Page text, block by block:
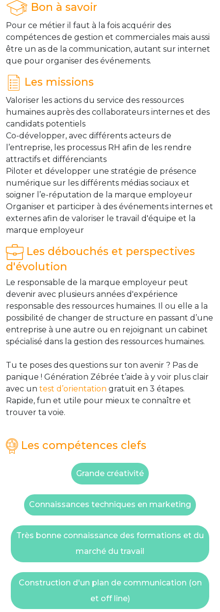
Bon à savoir
Pour ce métier il faut à la fois acquérir des
compétences de gestion et commerciales mais aussi
être un as de la communication, autant sur internet
que pour organiser des événements.
Les missions
Valoriser les actions du service des ressources
humaines auprès des collaborateurs internes et des
candidats potentiels
Co-développer, avec différents acteurs de
l’entreprise, les processus RH afin de les rendre
attractifs et différenciants
Piloter et développer une stratégie de présence
numérique sur les différents médias sociaux et
soigner l’e-réputation de la marque employeur
Organiser et participer à des événements internes et
externes afin de valoriser le travail d'équipe et la
marque employeur
Les débouchés et perspectives
d'évolution
Le responsable de la marque employeur peut
devenir avec plusieurs années d'expérience
responsable des ressources humaines. Il ou elle a la
possibilité de changer de structure en passant d’une
entreprise à une autre ou en rejoignant un cabinet
spécialisé dans la gestion des ressources humaines.
Tu te poses des questions sur ton avenir ? Pas de
panique ! Génération Zébrée t’aide à y voir plus clair
avec un test d’orientation gratuit en 3 étapes.
Rapide, fun et utile pour mieux te connaître et
trouver ta voie.
Les compétences clefs
Grande créativité
Connaissances techniques en marketing
Très bonne connaissance des formations et du
marché du travail
Construction d'un plan de communication (on
et off line)